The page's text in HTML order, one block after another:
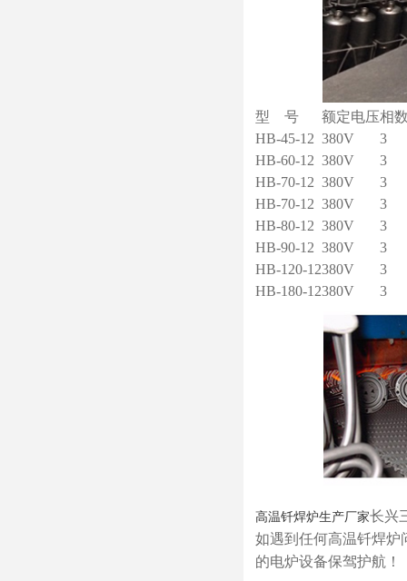
型 号 额定电压相
HB-45-12 380V
3
HB-60-12 380V
3
HB-70-12 380V
3
HB-70-12 380V
3
HB-80-12 380V
3
HB-90-12 380V
3
HB-120-12380V
3
HB-180-12380V 3
高温钎焊炉生产厂家长兴
如遇到任何高温钎焊炉
的电炉设备保驾护航！